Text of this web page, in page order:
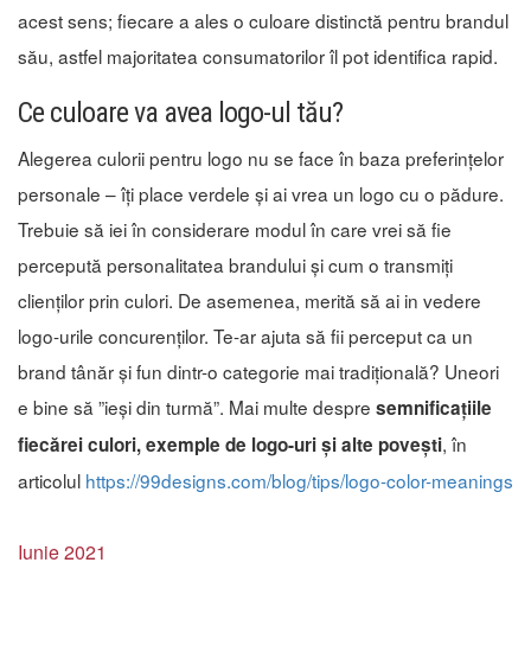
acest sens; fiecare a ales o culoare distinctă pentru brandul
său, astfel majoritatea consumatorilor îl pot identifica rapid.
Ce culoare va avea logo-ul tău?
Alegerea culorii pentru logo nu se face în baza preferințelor
personale – îți place verdele și ai vrea un logo cu o pădure.
Trebuie să iei în considerare modul în care vrei să fie
percepută personalitatea brandului și cum o transmiți
clienților prin culori. De asemenea, merită să ai in vedere
logo-urile concurenților. Te-ar ajuta să fii perceput ca un
brand tânăr și fun dintr-o categorie mai tradițională? Uneori
e bine să ”ieși din turmă”. Mai multe despre semnificațiile
fiecărei culori, exemple de logo-uri și alte povești, în
articolul https://99designs.com/blog/tips/logo-color-meanings
Iunie 2021